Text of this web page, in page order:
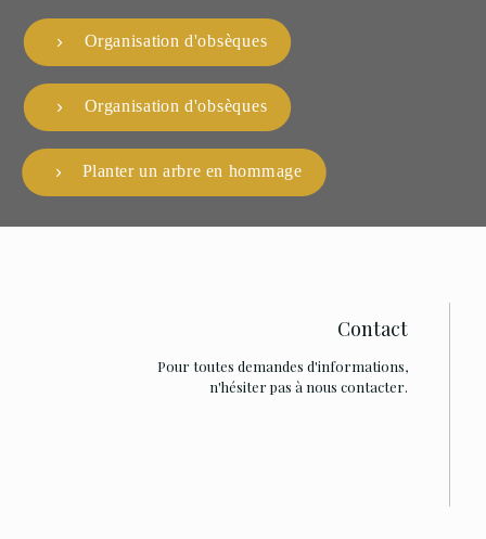
Organisation d'obsèques
Organisation d'obsèques
Planter un arbre en hommage
Contact
Pour toutes demandes d'informations,
n'hésiter pas à nous contacter.